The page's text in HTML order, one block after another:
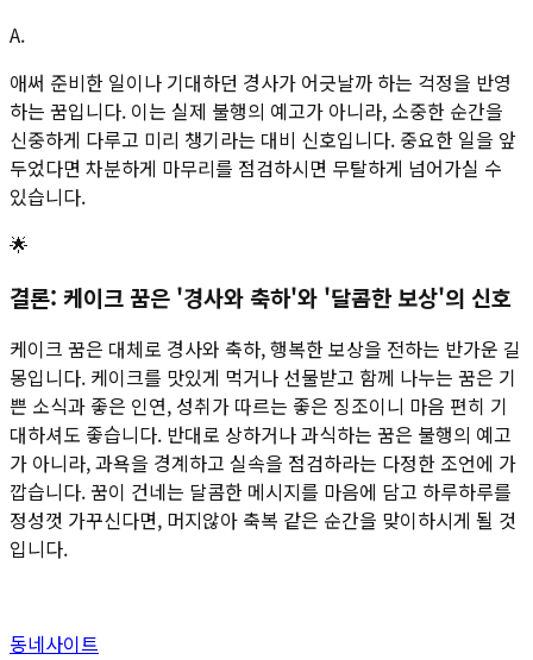
A.
애써 준비한 일이나 기대하던 경사가 어긋날까 하는 걱정을 반영
하는 꿈입니다. 이는 실제 불행의 예고가 아니라, 소중한 순간을
신중하게 다루고 미리 챙기라는 대비 신호입니다. 중요한 일을 앞
두었다면 차분하게 마무리를 점검하시면 무탈하게 넘어가실 수
있습니다.
🌟
결론: 케이크 꿈은 '경사와 축하'와 '달콤한 보상'의 신호
케이크 꿈은 대체로 경사와 축하, 행복한 보상을 전하는 반가운 길
몽입니다. 케이크를 맛있게 먹거나 선물받고 함께 나누는 꿈은 기
쁜 소식과 좋은 인연, 성취가 따르는 좋은 징조이니 마음 편히 기
대하셔도 좋습니다. 반대로 상하거나 과식하는 꿈은 불행의 예고
가 아니라, 과욕을 경계하고 실속을 점검하라는 다정한 조언에 가
깝습니다. 꿈이 건네는 달콤한 메시지를 마음에 담고 하루하루를
정성껏 가꾸신다면, 머지않아 축복 같은 순간을 맞이하시게 될 것
입니다.
동네사이트